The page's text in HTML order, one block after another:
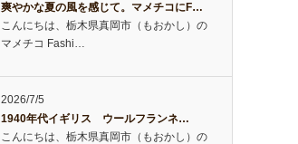
爽やかな夏の風を感じて。マメチコにF…
こんにちは、栃木県真岡市（もおかし）の
マメチコ Fashi…
2026/7/5
1940年代イギリス ウールフランネ…
こんにちは、栃木県真岡市（もおかし）の